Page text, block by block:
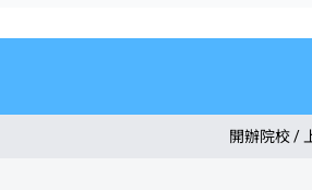
開辦院校 /